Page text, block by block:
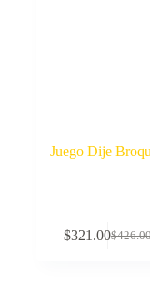
Juego Dije
$
El
$321.00El